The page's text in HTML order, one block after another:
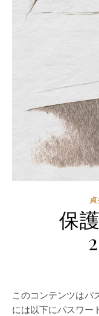
保
このコンテンツはパ
には以下にパスワー